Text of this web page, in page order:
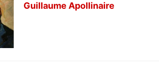
Guillaume Apollinaire